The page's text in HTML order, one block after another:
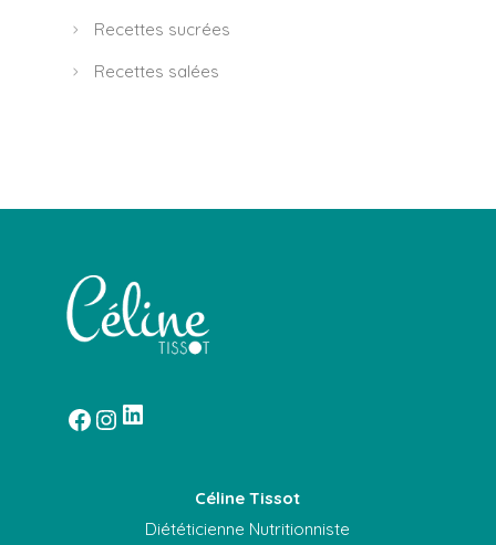
Recettes sucrées
Recettes salées
Céline Tissot
Diététicienne Nutritionniste